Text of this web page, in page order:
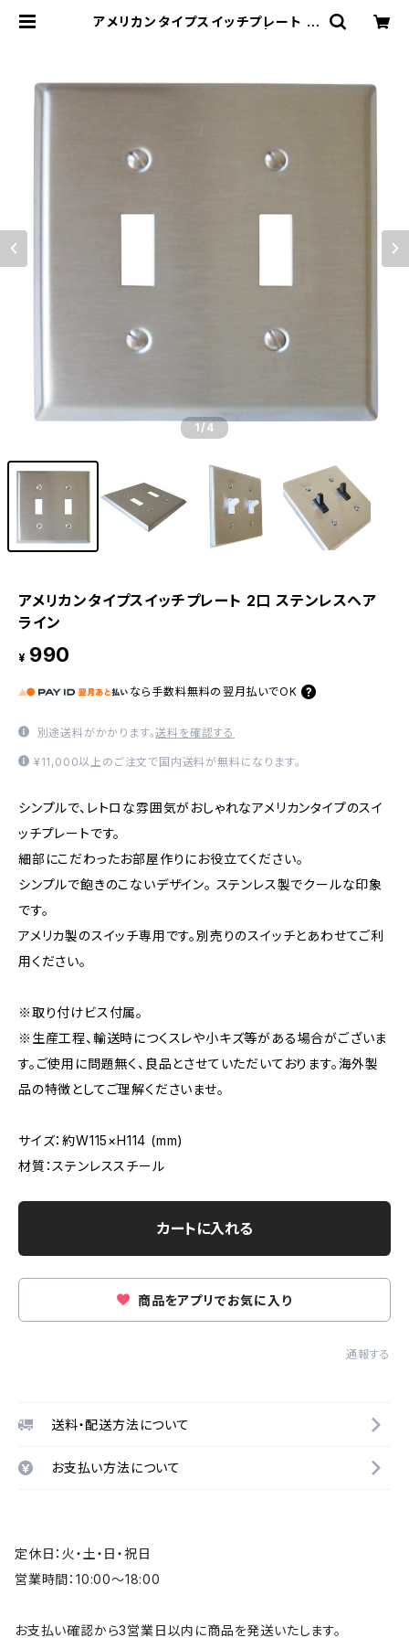
アメリカンタイプスイッチプレート 2
1/4
アメリカンタイプスイッチプレート 2口 ステンレスヘア
ライン
¥ 990
なら 手数料無料の 翌月払いでOK
別途送料がかかります。送料を確認する
¥11,000以上のご注文で国内送料が無料になります。
シンプルで、レトロな雰囲気がおしゃれなアメリカンタイプのスイ
ッチプレートです。
細部にこだわったお部屋作りにお役立てください。
シンプルで飽きのこないデザイン。 ステンレス製でクールな印象
です。
アメリカ製のスイッチ専用です。別売りのスイッチとあわせてご利
用ください。
※取り付けビス付属。
※生産工程、輸送時につくスレや小キズ等がある場合がございま
す。ご使用に問題無く、良品とさせていただいております。海外製
品の特徴としてご理解くださいませ。
サイズ：約W115×H114 (mm)
材質：ステンレススチール
カートに入れる
商品をアプリでお気に入り
通報する
送料・配送方法について
お支払い方法について
定休日：火・土・日・祝日
営業時間：10:00～18:00
お支払い確認から3営業日以内に商品を発送いたします。